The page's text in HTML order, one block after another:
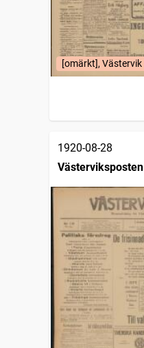
[omärkt], Västervik
1920-08-28
Västerviksposten